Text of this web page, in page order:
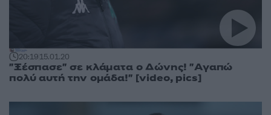
20:1915.01.20
"Ξέσπασε" σε κλάματα ο Δώνης! "Αγαπώ
πολύ αυτή την ομάδα!" [video, pics]